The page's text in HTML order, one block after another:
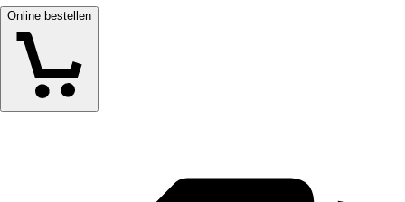
Online bestellen